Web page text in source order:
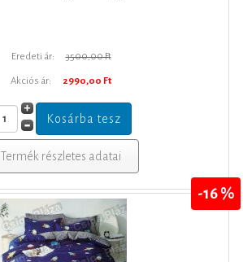
Eredeti ár: 3500,00 Ft
Akciós ár: 2990,00 Ft
Termék részletes adatai
-16 %